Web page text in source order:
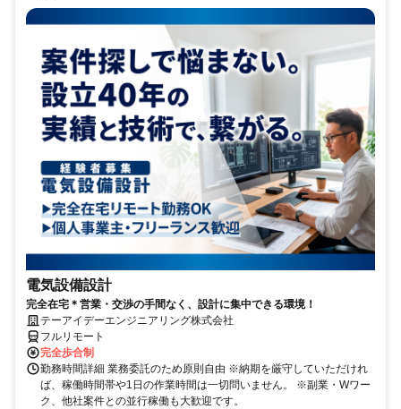
電気設備設計
完全在宅＊営業・交渉の手間なく、設計に集中できる環境！
テーアイデーエンジニアリング株式会社
フルリモート
完全歩合制
勤務時間詳細 業務委託のため原則自由 ※納期を厳守していただけれ
ば、稼働時間帯や1日の作業時間は一切問いません。 ※副業・Wワー
ク、他社案件との並行稼働も大歓迎です。